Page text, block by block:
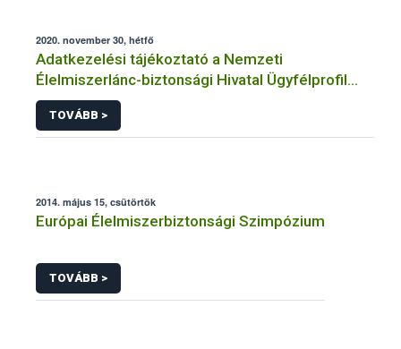
2020. november 30, hétfő
Adatkezelési tájékoztató a Nemzeti
Élelmiszerlánc-biztonsági Hivatal Ügyfélprofil
Rendszerben állatgyógyászati termékek
témakörben közhatalmi eljárásaihoz kapcsolódó
adatkezeléséhez
TOVÁBB >
2014. május 15, csütörtök
Európai Élelmiszerbiztonsági Szimpózium
TOVÁBB >